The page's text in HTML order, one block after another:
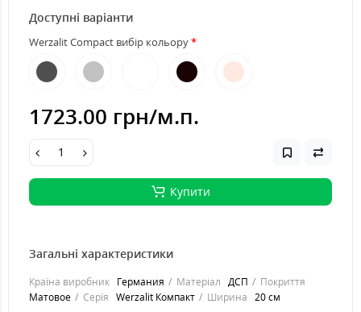
Доступні варіанти
Werzalit Compact вибір кольору
1723.00 грн/м.п.
Купити
Загальні характеристики
Країна виробник Германия Матеріал ДСП
Покриття
Матовое
Серія Werzalit Компакт Ширина 20 см